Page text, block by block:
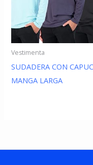
Vestimenta
SUDADERA CON
MANGA LARGA